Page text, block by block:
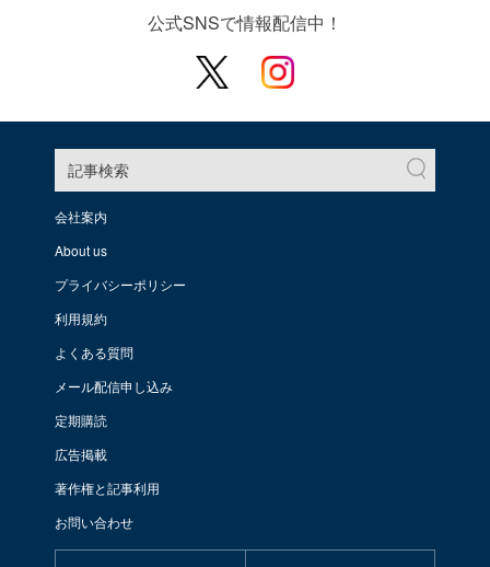
公式SNSで情報配信中！
記事検索
会社案内
About us
プライバシーポリシー
利用規約
よくある質問
メール配信申し込み
定期購読
広告掲載
著作権と記事利用
お問い合わせ